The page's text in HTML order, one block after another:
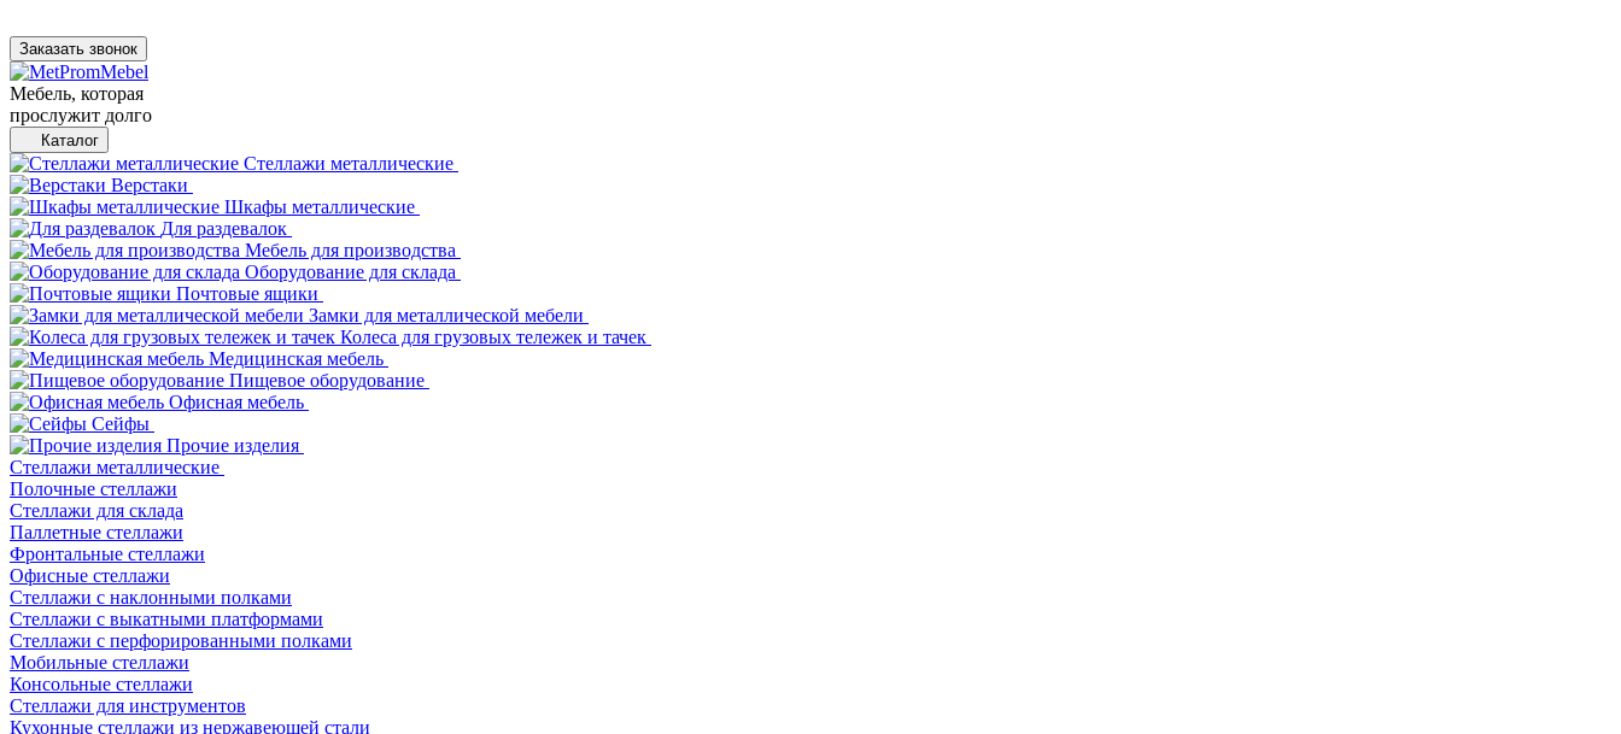
Заказать звонок
Мебель, которая
прослужит долго
Каталог
Стеллажи металлические
Верстаки
Шкафы металлические
Для раздевалок
Мебель для производства
Оборудование для склада
Почтовые ящики
Замки для металлической мебели
Колеса для грузовых тележек и тачек
Медицинская мебель
Пищевое оборудование
Офисная мебель
Сейфы
Прочие изделия
Стеллажи металлические
Полочные стеллажи
Стеллажи для склада
Паллетные стеллажи
Фронтальные стеллажи
Офисные стеллажи
Стеллажи с наклонными полками
Стеллажи с выкатными платформами
Стеллажи с перфорированными полками
Мобильные стеллажи
Консольные стеллажи
Стеллажи для инструментов
Кухонные стеллажи из нержавеющей стали